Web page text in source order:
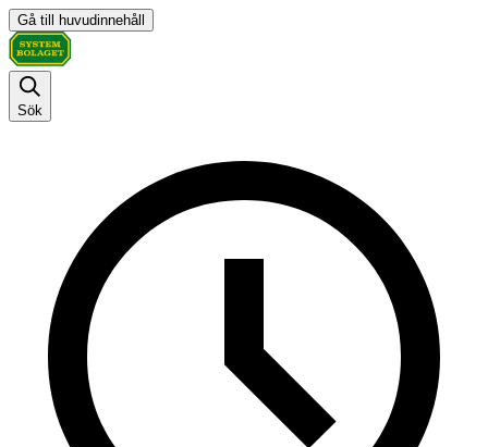
Gå till huvudinnehåll
Sök